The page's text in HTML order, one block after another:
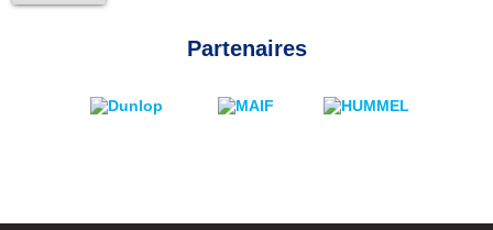
Partenaires